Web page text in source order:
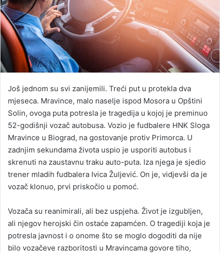
​Još jednom su svi zanijemili. Treći put u protekla dva
mjeseca. Mravince, malo naselje ispod Mosora u Opštini
Solin, ovoga puta potresla je tragedija u kojoj je preminuo
52-godišnji vozač autobusa. Vozio je fudbalere HNK Sloga
Mravince u Biograd, na gostovanje protiv Primorca. U
zadnjim sekundama života uspio je usporiti autobus i
skrenuti na zaustavnu traku auto-puta. Iza njega je sjedio
trener mladih fudbalera Ivica Žuljević. On je, vidjevši da je
vozač klonuo, prvi priskočio u pomoć.
Vozača su reanimirali, ali bez uspjeha. Život je izgubljen,
ali njegov herojski čin ostaće zapamćen. O tragediji koja je
potresla javnost i o onome što se moglo dogoditi da nije
bilo vozačeve razboritosti u Mravincama govore tiho,